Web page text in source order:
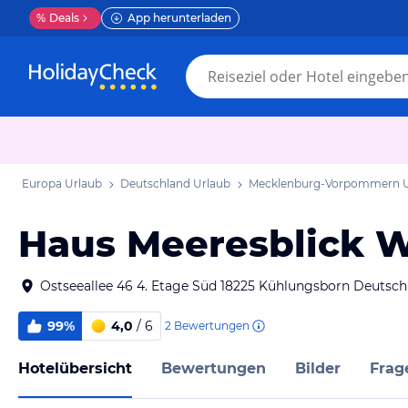
% Deals App herunterladen
Europa Urlaub Deutschland Urlaub Mecklenburg-Vorpommern
Haus Meeresblick
Ostseeallee 46 4. Etage Süd 18225 Kühlungsborn
99% 4,0 / 6 2 Bewertungen
Hotelübersicht Bewertungen Bilder